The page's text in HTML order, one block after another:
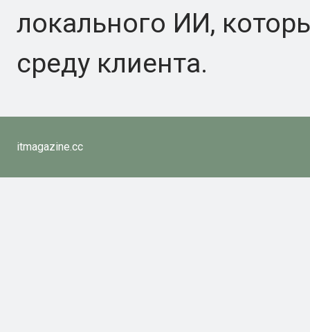
локального ИИ,
среду клиента.
itmagazine.cc